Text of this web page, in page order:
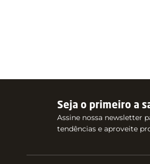
Seja o primeiro a
Assine nossa newsletter
tendências e aproveite